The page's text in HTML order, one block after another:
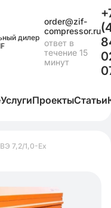
дилер
order@zif-
compressor.ru
ответ в
течение 15
минут
УслугиПроектыСтатьи
7,2/1,0-Ex